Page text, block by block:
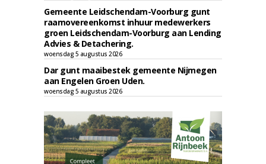
Gemeente Leidschendam-Voorburg gunt
raamovereenkomst inhuur medewerkers
groen Leidschendam-Voorburg aan Lending
Advies & Detachering.
woensdag 5 augustus 2026
Dar gunt maaibestek gemeente Nijmegen
aan Engelen Groen Uden.
woensdag 5 augustus 2026